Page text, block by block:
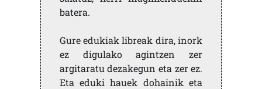
batera.
Gure edukiak libreak dira, inork
ez digulako agintzen zer
argitaratu dezakegun eta zer ez.
Eta eduki hauek dohainik eta